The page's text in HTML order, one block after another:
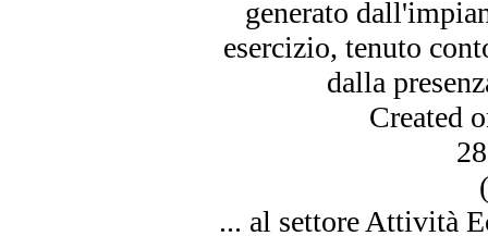
generato
esercizio, tenuto
dalla
Created
... al settore Attività